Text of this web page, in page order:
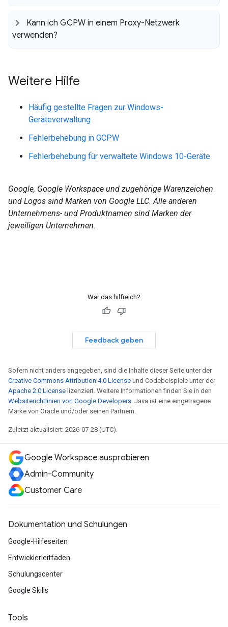
Kann ich GCPW in einem Proxy-Netzwerk
verwenden?
Weitere Hilfe
Häufig gestellte Fragen zur Windows-
Geräteverwaltung
Fehlerbehebung in GCPW
Fehlerbehebung für verwaltete Windows 10-Geräte
Google, Google Workspace und zugehörige Warenzeichen
und Logos sind Marken von Google LLC. Alle anderen
Unternehmens- und Produktnamen sind Marken der
jeweiligen Unternehmen.
War das hilfreich?
Feedback geben
Sofern nicht anders angegeben, sind die Inhalte dieser Seite unter der
Creative Commons Attribution 4.0 License und Codebeispiele unter der
Apache 2.0 License lizenziert. Weitere Informationen finden Sie in den
Websiterichtlinien von Google Developers. Java ist eine eingetragene
Marke von Oracle und/oder seinen Partnern.
Zuletzt aktualisiert: 2026-07-28 (UTC).
Google Workspace ausprobieren
Admin-Community
Customer Care
Dokumentation und Schulungen
Google-Hilfeseiten
Entwicklerleitfäden
Schulungscenter
Google Skills
Tools